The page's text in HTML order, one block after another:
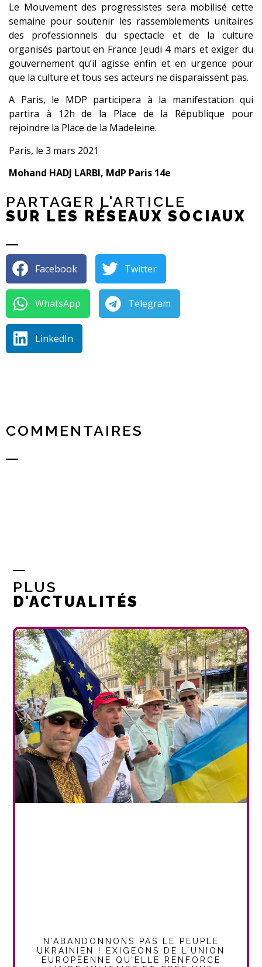
Le Mouvement des progressistes sera mobilisé cette
semaine pour soutenir les rassemblements unitaires
des professionnels du spectacle et de la culture
organisés partout en France Jeudi 4 mars et exiger du
gouvernement qu’il agisse enfin et en urgence pour
que la culture et tous ses acteurs ne disparaissent pas.
A Paris, le MDP participera à la manifestation qui
partira à 12h de la Place de la République pour
rejoindre la Place de la Madeleine.
Paris, le 3 mars 2021
Mohand HADJ LARBI, MdP Paris 14e
PARTAGER L'ARTICLE
SUR LES RÉSEAUX SOCIAUX
Facebook Twitter
WhatsApp Telegram
LinkedIn
COMMENTAIRES
PLUS
D'ACTUALITÉS
N’ABANDONNONS PAS LE PEUPLE
UKRAINIEN ! EXIGEONS DE L’UNION
EUROPÉENNE QU’ELLE RENFORCE